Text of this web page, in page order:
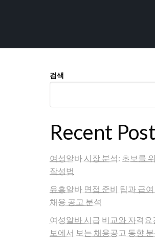
검색
Recent
여성알바 시장 분석: 초보를
작성법
유흥알바 면접 준비 팁과 급
채용 공고 분석
여성알바 시급 비교와 자격요
보에서 보는 채용공고 동향 분